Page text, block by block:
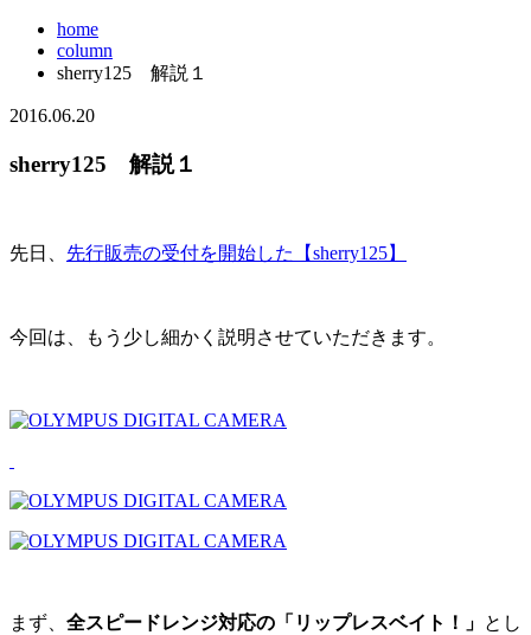
home
column
sherry125 解説１
2016.06.20
sherry125 解説１
先日、 先行販売の受付を開始した【sherry125】
今回は、もう少し細かく説明させていただきます。
まず、 全スピードレンジ対応の「リップレスベイト！」 とし